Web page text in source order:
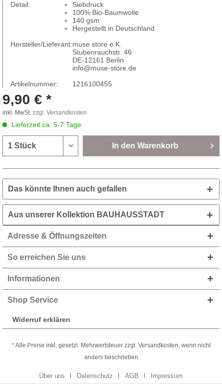
Detail:
Siebdruck
100% Bio-Baumwolle
140 gsm
Hergestellt in Deutschland
Hersteller/Lieferant:muse store e.K.
Stubenrauchstr. 46
DE-12161 Berlin
info@muse-store.de
Artikelnummer:
1216100455
9,90 € *
inkl. MwSt. zzgl. Versandkosten
Lieferzeit ca. 5-7 Tage
In den Warenkorb
Das könnte Ihnen auch gefallen
Aus unserer Kollektion BAUHAUSSTADT
Adresse & Öffnungszeiten
So erreichen Sie uns
Informationen
Shop Service
Widerruf erklären
* Alle Preise inkl. gesetzl. Mehrwertsteuer zzgl. Versandkosten, wenn nicht
anders beschrieben
Über uns Datenschutz AGB Impressum